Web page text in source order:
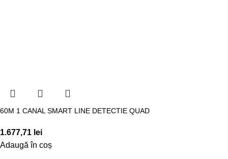
60M 1 CANAL SMART LINE DETECTIE QUAD
1.677,71 lei
Adaugă în coș